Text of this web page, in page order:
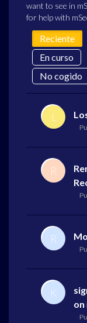
want to see in
for help with
Reciente
En curso
No cogido
L
R
R
K
on